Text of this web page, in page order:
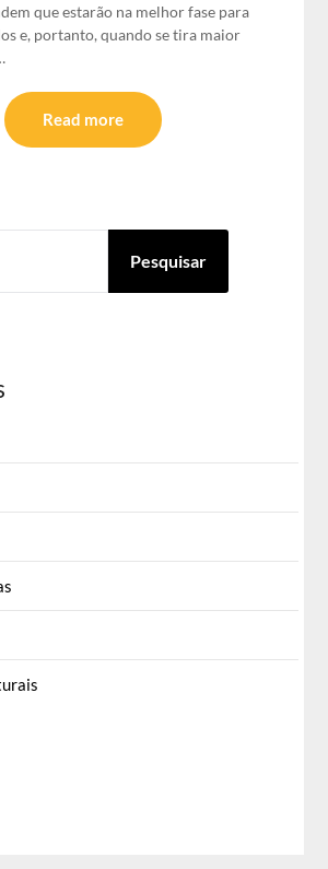
que estarão na melhor fase para
e, portanto, quando se tira maior
Read more
Pesquisar